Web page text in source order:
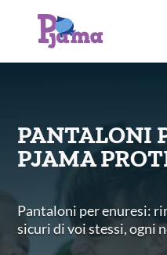
PANTALONI
PJAMA
Pantaloni per enuresi:
sicuri di voi stessi, ogni